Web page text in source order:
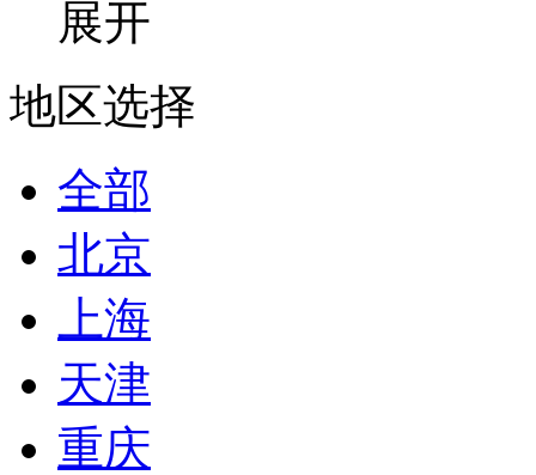
展开
地区选择
全部
北京
上海
天津
重庆